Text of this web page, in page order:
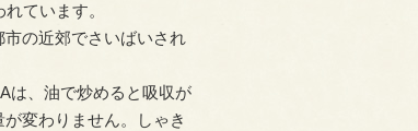
ています。
の近郊でさいばいされ
は、油で炒めると吸収が
変わりません。しゃき